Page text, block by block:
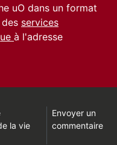
uO dans un format
services
à l'adresse
la vie
Envoyer un
commentaire